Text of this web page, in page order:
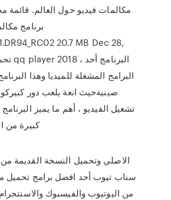
مكالمات فيديو حول العالم. قائمة
برنامج
البرامج المشغلة للميديا وهذا
صينيةحيث انعة يلعب دور
تشغيل الفيديو ، أهم ما يميز
كبيرة من
سناب تيوب أحد افضل برامج تحميل
من اليوتيوب والفيسبوك